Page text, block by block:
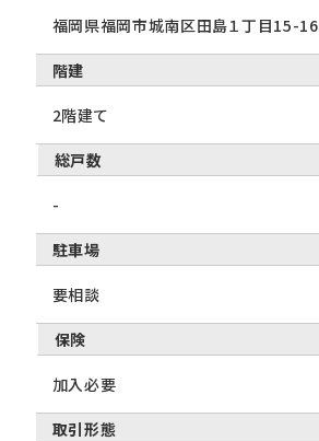
福岡県福岡市城南区田島１丁目15-16
階建
2階建て
総戸数
-
駐車場
要相談
保険
加入必要
取引形態